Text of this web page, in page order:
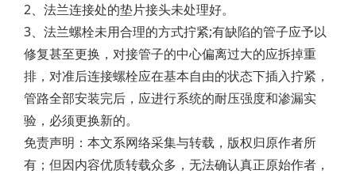
2、法兰连接处的垫片接头未处理好。
3、法兰螺栓未用合理的方式拧紧;有缺陷的管子应予以
修复甚至更换，对接管子的中心偏离过大的应拆掉重
排，对准后连接螺栓应在基本自由的状态下插入拧紧，
管路全部安装完后，应进行系统的耐压强度和渗漏实
验，必须更换新的。
免责声明：本文系网络采集与转载，版权归原作者所
有；但因内容优质转载众多，无法确认真正原始作者，